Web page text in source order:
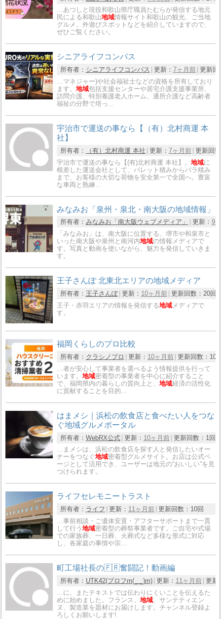
…あつしと現役和歌山県庁職員たむらが発信する地元
民による和歌山地域情報サイト和歌山の観光、ご当地
グルメ、外遊びスポットなどを紹介していますので、
ぜひご覧ください。
シニアライフコンパス
所有者： シニアライフコンパス 更新： 7ヶ月前 更新回
…マネジャー)や社会福祉士などの資格を所有しており
ます。地域包括支援センターや居宅介護支援事業所、
訪問介護、特別養護老人ホーム、通所介護など高齢者
福祉の分野で培っ…
宇治市で運送の事なら【（有）北村商運 本
社】
所有者： （有）北村商運 本社 更新： 7ヶ月前 更新回
宇治市で運送の事なら【(有)北村商運 本社】。地域に
根差した運送会社として、パレット積みからバラ積み
まで、お客様の大切な荷物を安全第一で全国へ。豊富
な車両と熟練…
みなみお「泉州・泉北・南大阪の地域情報」
所有者： みなみお「南大阪ウェブメディア」 更新： 9
「みなみお」は、南大阪に位置する、堺市や和泉市と
いった南大阪や泉州と南河内地域の情報メディアで
す。写真と動画を使いながら、魅力を発信していきま
す。
王子さんぽ 北東北エリアの地域メディア
所有者： 王子さんぽ 更新： 10ヶ月前 更新回数： 20回
王子・赤羽エリアの情報を発信する地域 メディアで
す。
福岡くらしのプロ比較
所有者： クラシノプロ 更新： 10ヶ月前 更新回数： 10
…者が安心して事業者を選べるよう情報提供を行って
います。地域密着型の事業者を中心に紹介すること
で、福岡県内の暮らしの質向上と、地域経済の活性化
に貢献することを目的…
はまメシ｜浜松の飲食店と食べたい人をつな
ぐ地域グルメポータル
所有者： WebRX公式 更新： 10ヶ月前 更新回数： 1回
…まメシは、浜松の飲食店を探す人と発信したいオー
ナーをつなぐ地域密着型グルメサイト。お店は公式ペ
ージとして活用でき、ユーザーは地元の“おいしい”を見
つけられます。
ライフセレモニートラスト
所有者： ライフ 更新： 11ヶ月前 更新回数： 10回
…事前相談・ご遺体安置・アフターサポートまで一貫
して行う地域密着型の葬祭事業者です。ご自宅や式場
での家族葬、一日葬、火葬式など多様な形式に対応
し、各家庭の事情や宗…
町工場社長の🇫🇷奮闘記！動画編
所有者： UTK42(プロフm(_ _)m) 更新： 11ヶ月前 更新
…に、またテキストでは伝わりにくいことを伝えるた
めに始めました。フランス、地域 、サンテティエン
ヌ、製造業を題材にお届けします。チャンネル登録よ
ろしくお願いします!